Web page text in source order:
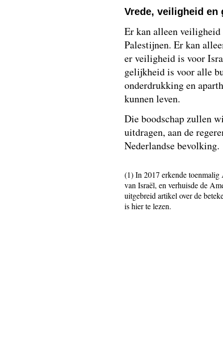
Vrede, veiligheid en
Er kan alleen
Palestijnen. Er kan
er veiligheid is voor
gelijkheid is voor alle
onderdrukking en
kunnen leven.
Die boodschap zullen
uitdragen, aan de
Nederlandse bevolking.
(1) In 2017 erkende toenmalig
van Israël, en verhuisde de
uitgebreid artikel over de
is hier te lezen.